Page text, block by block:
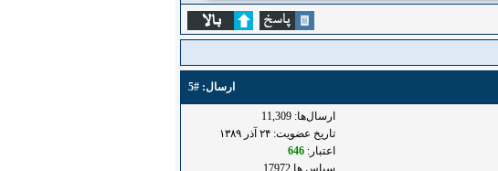
ارسال: #5
ارسال‌ها: 11,309
تاریخ عضویت: ۲۴ آذر ۱۳۸۹
اعتبار: 646
سپاس ها 17972